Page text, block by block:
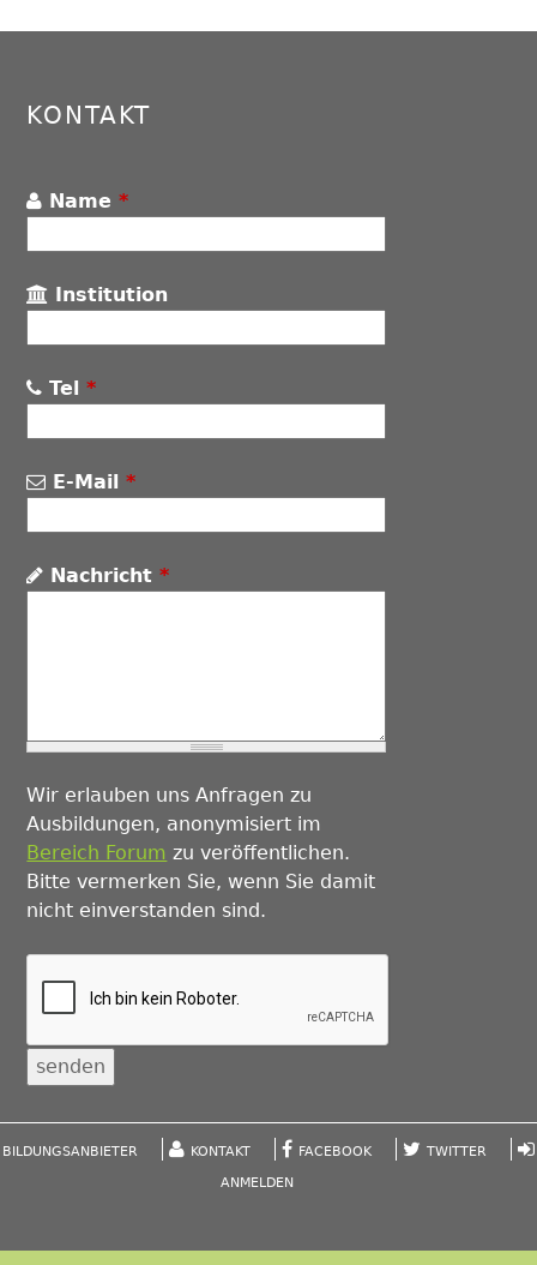
KONTAKT
Name*
Institution
Tel*
E-Mail*
Nachricht*
Wir erlauben uns Anfragen zu
Ausbildungen, anonymisiert im
Bereich Forum zu veröffentlichen.
Bitte vermerken Sie, wenn Sie damit
nicht einverstanden sind.
BILDUNGSANBIETER KONTAKT FACEBOOK
TWITTER
ANMELDEN